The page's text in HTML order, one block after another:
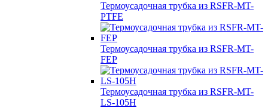
Термоусадочная трубка из RSFR-MT-
PTFE
Термоусадочная трубка из RSFR-MT-
FEP
Термоусадочная трубка из RSFR-MT-
LS-105H